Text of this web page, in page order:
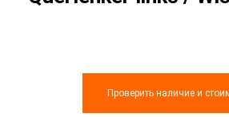
Проверить наличие и